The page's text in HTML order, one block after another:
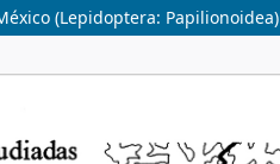
(Lepidoptera: Papilionoidea)